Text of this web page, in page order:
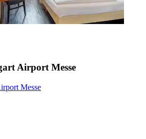
Airport Messe
Messe